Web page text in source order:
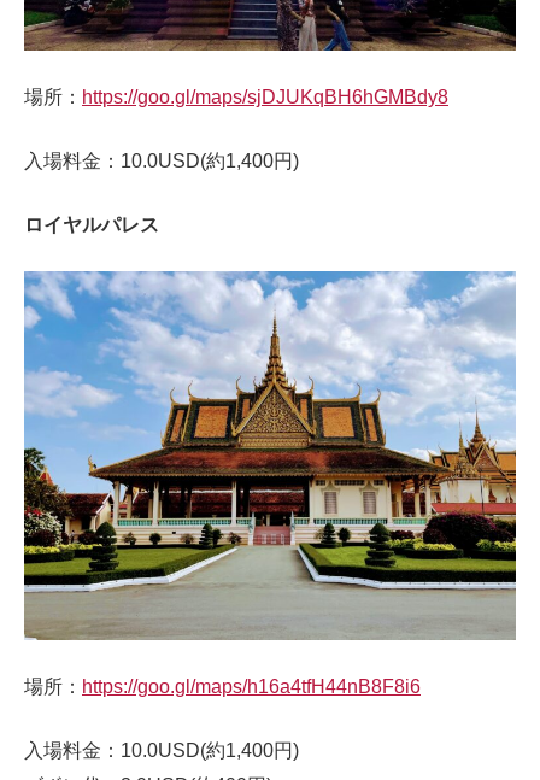
場所： https://goo.gl/maps/sjDJUKqBH6hGMBdy8
入場料金：10.0USD(約1,400円)
ロイヤルパレス
場所： https://goo.gl/maps/h16a4tfH44nB8F8i6
入場料金：10.0USD(約1,400円)